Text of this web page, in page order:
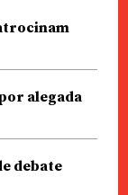
alegada
debate